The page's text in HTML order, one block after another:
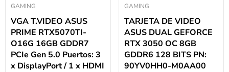
GAMING
VGA T.VIDEO ASUS
PRIME RTX5070TI-
O16G 16GB GDDR7
PCIe Gen 5.0 Puertos: 3
x DisplayPort / 1 x HDMI
GAMING
TARJETA DE VIDEO
ASUS DUAL GEFORCE
RTX 3050 OC 8GB
GDDR6 128 BITS PN:
90YV0HH0-M0AA00